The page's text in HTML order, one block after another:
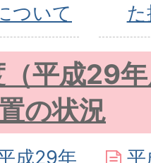
ついて
平成29
の状況
成29年
平